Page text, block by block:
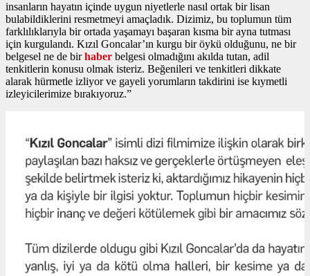
insanların hayatın içinde uygun niyetlerle nasıl ortak bir lisan
bulabildiklerini resmetmeyi amaçladık. Dizimiz, bu toplumun tüm
farklılıklarıyla bir ortada yaşamayı başaran kısma bir ayna tutması
için kurgulandı. Kızıl Goncalar’ın kurgu bir öykü olduğunu, ne bir
belgesel ne de birhaber belgesi olmadığını akılda tutan, adil
tenkitlerin konusu olmak isteriz. Beğenileri ve tenkitleri dikkate
alarak hürmetle izliyor ve gayeli yorumların takdirini ise kıymetli
izleyicilerimize bırakıyoruz.”